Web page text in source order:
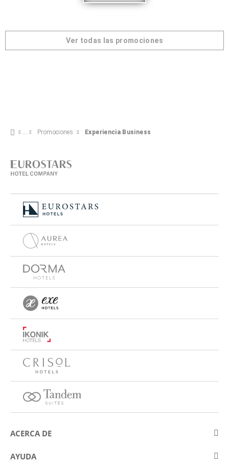
Ver todas las promociones
Promociones Experiencia Business
ACERCA DE
Sobre Eurostars Hotel Company
AYUDA